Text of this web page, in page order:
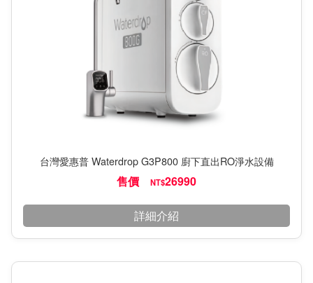
台灣愛惠普 Waterdrop G3P800 廚下直出RO淨水設備
售價 NT$26990
詳細介紹